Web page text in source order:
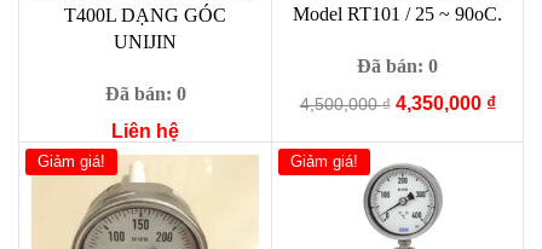
T400L DẠNG GÓC
UNIJIN
Đã bán: 0
Liên hệ
Model RT101 / 25 ~ 90oC.
Đã bán: 0
4,500,000₫ Giá
4,500,000 ₫.
4,350,000 ₫Giá
Giảm giá! Giảm giá!